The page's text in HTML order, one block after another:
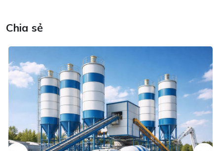
Chia sẻ